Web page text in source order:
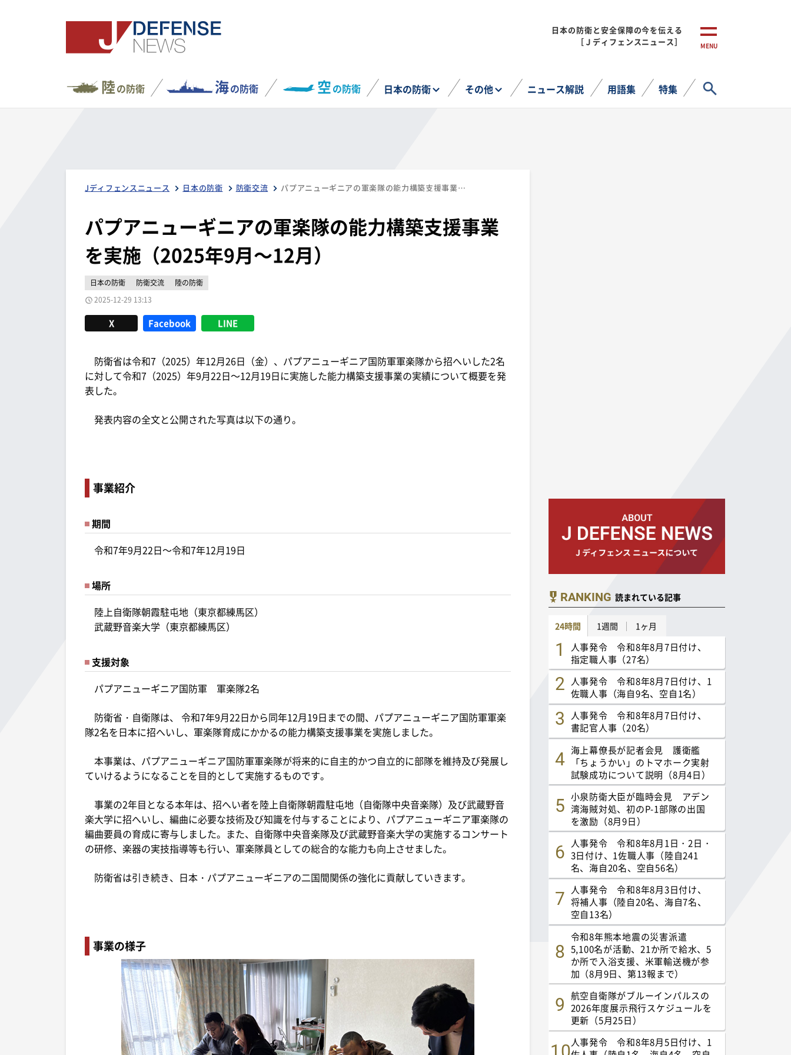
日本の防衛と安全保障の今を伝える
［Ｊディフェンスニュース］
MENU
陸の防衛 海の防衛 空の防衛 日本の防衛 その他 ニュース解説 用語集 特集
Jディフェンスニュース 日本の防衛 防衛交流 パプアニューギニアの軍楽隊の能力構築支援事業を実施（2025年9月～12月）
パプアニューギニアの軍楽隊の能力構築支援事業
を実施（2025年9月～12月）
日本の防衛 防衛交流
陸の防衛
2025-12-29 13:13
X Facebook LINE
防衛省は令和7（2025）年12月26日（金）、パプアニューギニア国防軍軍楽隊から招へいした2名
に対して令和7（2025）年9月22日～12月19日に実施した能力構築支援事業の実績について概要を発
表した。
発表内容の全文と公開された写真は以下の通り。
事業紹介
期間
令和7年9月22日～令和7年12月19日
場所
陸上自衛隊朝霞駐屯地（東京都練馬区）
武蔵野音楽大学（東京都練馬区）
支援対象
パプアニューギニア国防軍 軍楽隊2名
防衛省・自衛隊は、 令和7年9月22日から同年12月19日までの間、パプアニューギニア国防軍軍楽
隊2名を日本に招へいし、軍楽隊育成にかかるの能力構築支援事業を実施しました。
本事業は、パプアニューギニア国防軍軍楽隊が将来的に自主的かつ自立的に部隊を維持及び発展し
ていけるようになることを目的として実施するものです。
事業の2年目となる本年は、招へい者を陸上自衛隊朝霞駐屯地（自衛隊中央音楽隊）及び武蔵野音
楽大学に招へいし、編曲に必要な技術及び知識を付与することにより、パプアニューギニア軍楽隊の
編曲要員の育成に寄与しました。また、自衛隊中央音楽隊及び武蔵野音楽大学の実施するコンサート
の研修、楽器の実技指導等も行い、軍楽隊員としての総合的な能力も向上させました。
防衛省は引き続き、日本・パプアニューギニアの二国間関係の強化に貢献していきます。
事業の様子
RANKING 読まれている記事
24時間 1週間 1ヶ月
人事発令 令和8年8月7日付け、
指定職人事（27名）
人事発令 令和8年8月7日付け、1
佐職人事（海自9名、空自1名）
人事発令 令和8年8月7日付け、
書記官人事（20名）
海上幕僚長が記者会見 護衛艦
「ちょうかい」のトマホーク実射
試験成功について説明（8月4日）
小泉防衛大臣が臨時会見 アデン
湾海賊対処、初のP-1部隊の出国
を激励（8月9日）
人事発令 令和8年8月1日・2日・
3日付け、1佐職人事（陸自241
名、海自20名、空自56名）
人事発令 令和8年8月3日付け、
将補人事（陸自20名、海自7名、
空自13名）
令和8年熊本地震の災害派遣
5,100名が活動、21か所で給水、5
か所で入浴支援、米軍輸送機が参
加（8月9日、第13報まで）
航空自衛隊がブルーインパルスの
2026年度展示飛行スケジュールを
更新（5月25日）
人事発令 令和8年8月5日付け、1